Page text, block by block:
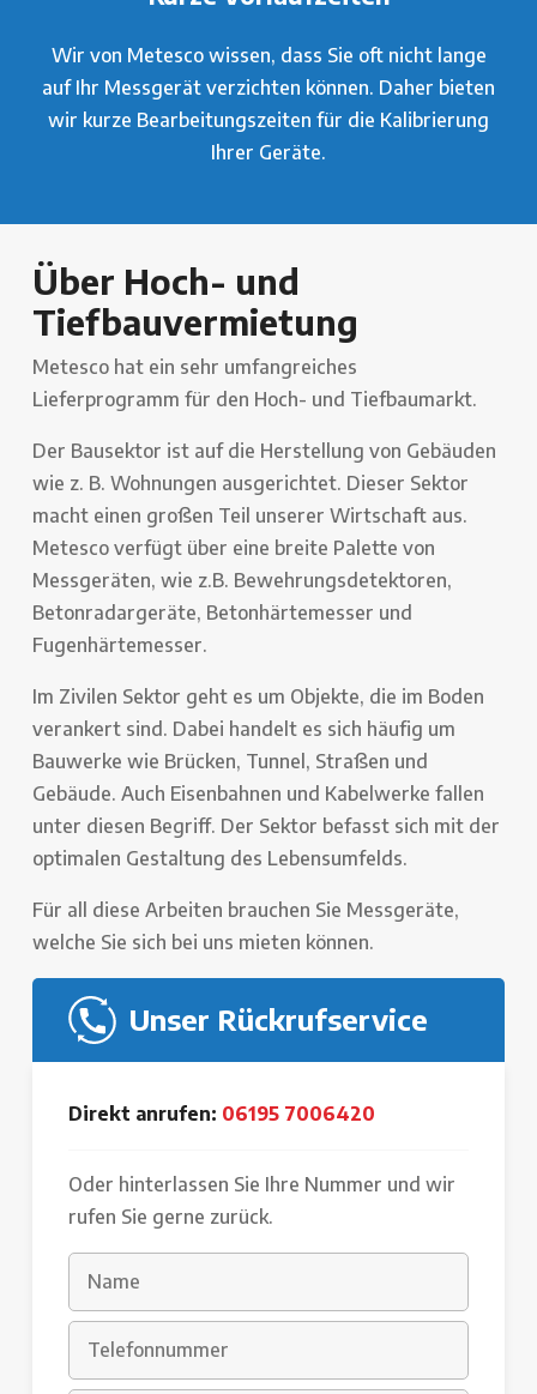
Wir von Metesco wissen, dass Sie oft nicht lange
auf Ihr Messgerät verzichten können. Daher bieten
wir kurze Bearbeitungszeiten für die Kalibrierung
Ihrer Geräte.
Über Hoch- und
Tiefbauvermietung
Metesco hat ein sehr umfangreiches
Lieferprogramm für den Hoch- und Tiefbaumarkt.
Der Bausektor ist auf die Herstellung von Gebäuden
wie z. B. Wohnungen ausgerichtet. Dieser Sektor
macht einen großen Teil unserer Wirtschaft aus.
Metesco verfügt über eine breite Palette von
Messgeräten, wie z.B. Bewehrungsdetektoren,
Betonradargeräte, Betonhärtemesser und
Fugenhärtemesser.
Im Zivilen Sektor geht es um Objekte, die im Boden
verankert sind. Dabei handelt es sich häufig um
Bauwerke wie Brücken, Tunnel, Straßen und
Gebäude. Auch Eisenbahnen und Kabelwerke fallen
unter diesen Begriff. Der Sektor befasst sich mit der
optimalen Gestaltung des Lebensumfelds.
Für all diese Arbeiten brauchen Sie Messgeräte,
welche Sie sich bei uns mieten können.
Unser Rückrufservice
Direkt anrufen: 06195 7006420
Oder hinterlassen Sie Ihre Nummer und wir
rufen Sie gerne zurück.